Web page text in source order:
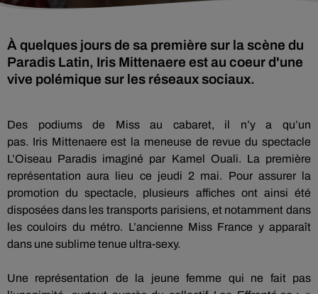
À quelques jours de sa première sur la scène du
Paradis Latin, Iris Mittenaere est au coeur d'une
vive polémique sur les réseaux sociaux.
Des podiums de Miss au cabaret, il n’y a qu’un
pas. Iris Mittenaere est la meneuse de revue du spectacle
L’Oiseau Paradis imaginé par Kamel Ouali. La première
représentation aura lieu ce jeudi 2 mai.
Pour assurer la
promotion du spectacle, plusieurs affiches ont ainsi été
disposées dans les transports parisiens, et notamment dans
les couloirs du métro. L’ancienne Miss France y apparaît
dans une sublime tenue ultra-sexy.
Une représentation de la jeune femme qui ne fait pas